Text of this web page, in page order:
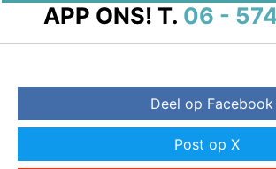
APP ONS! T. 06 -
Deel op Facebook
Post op X